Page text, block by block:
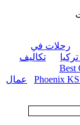
رحلات في
تكاليف
Best
Phoenix
عمال